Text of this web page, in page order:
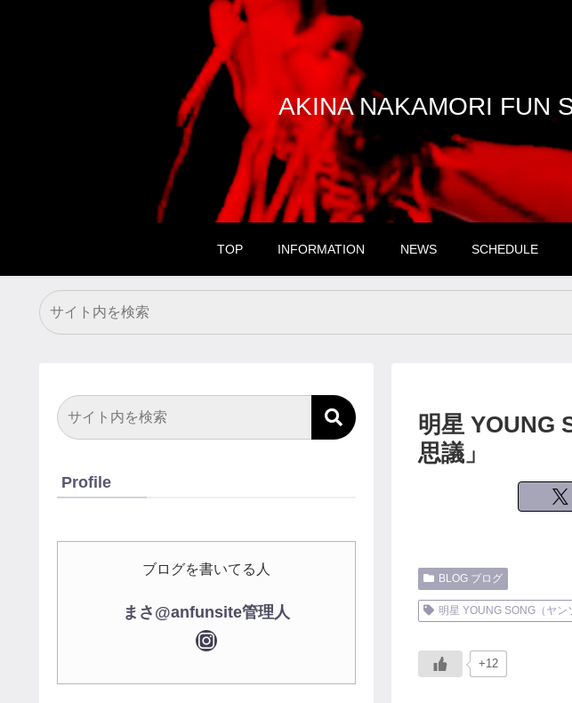
AKINA NAKAMORI FUN
TOP INFORMATION NEWS SCHEDULE
明星 YOUNG
思議」
BLOG ブログ
明星 YOUNG SONG（ヤン
+12
Profile
ブログを書いてる人
まさ@anfunsite管理人